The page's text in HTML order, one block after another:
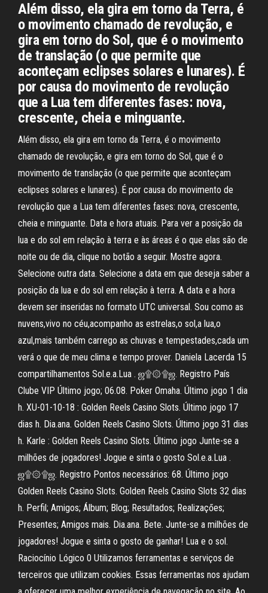
Além disso, ela gira em torno da Terra, é
o movimento chamado de revolução, e
gira em torno do Sol, que é o movimento
de translação (o que permite que
aconteçam eclipses solares e lunares). É
por causa do movimento de revolução
que a Lua tem diferentes fases: nova,
crescente, cheia e minguante.
Além disso, ela gira em torno da Terra, é o movimento
chamado de revolução, e gira em torno do Sol, que é o
movimento de translação (o que permite que aconteçam
eclipses solares e lunares). É por causa do movimento de
revolução que a Lua tem diferentes fases: nova, crescente,
cheia e minguante. Data e hora atuais. Para ver a posição da
lua e do sol em relação à terra e às áreas é o que elas são de
noite ou de dia, clique no botão a seguir. Mostre agora.
Selecione outra data. Selecione a data em que deseja saber a
posição da lua e do sol em relação à terra. A data e a hora
devem ser inseridas no formato UTC universal. Sou como as
nuvens,vivo no céu,acompanho as estrelas,o sol,a lua,o
azul,mais também carrego as chuvas e tempestades,cada um
verá o que de meu clima e tempo prover. Daniela Lacerda 15
compartilhamentos Sol.e.a.Lua . ஜ۩۞۩ஜ. Registro País
Clube VIP Último jogo; 06.08. Poker Omaha. Último jogo 1 dia
h. XU-01-10-18 : Golden Reels Casino Slots. Último jogo 17
dias h. Dia.ana. Golden Reels Casino Slots. Último jogo 31 dias
h. Karle : Golden Reels Casino Slots. Último jogo Junte-se a
milhões de jogadores! Jogue e sinta o gosto Sol.e.a.Lua .
ஜ۩۞۩ஜ. Registro Pontos necessários: 68. Último jogo
Golden Reels Casino Slots. Golden Reels Casino Slots 32 dias
h. Perfil; Amigos; Álbum; Blog; Resultados; Realizaçőes;
Presentes; Amigos mais. Dia.ana. Bete. Junte-se a milhões de
jogadores! Jogue e sinta o gosto de ganhar! Lua e o sol.
Raciocínio Lógico 0 Utilizamos ferramentas e serviços de
terceiros que utilizam cookies. Essas ferramentas nos ajudam